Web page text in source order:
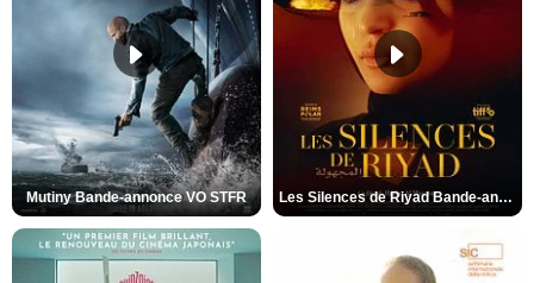
Mutiny Bande-annonce VO STFR Les Silences de Riyad Bande-annonce VO STFR